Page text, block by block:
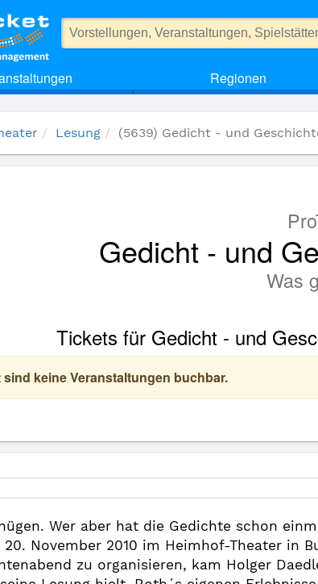
Regionen
von Eugen Roth
Lesung (5639) Gedicht - und
Gedicht - und
Was
Tickets für Gedicht - und
sind keine Veranstaltungen buchbar.
Wer aber hat die Gedichte schon
November 2010 im Heimhof-Theater in
zu organisieren, kam Holger